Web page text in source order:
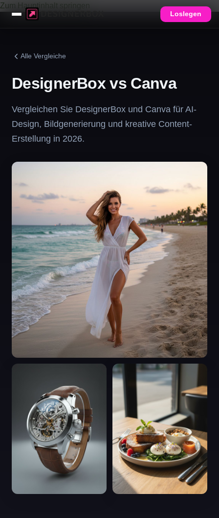
Zum Hauptinhalt springen
Loslegen
Alle Vergleiche
DesignerBox vs Canva
Vergleichen Sie DesignerBox und Canva für AI-
Design, Bildgenerierung und kreative Content-
Erstellung in 2026.